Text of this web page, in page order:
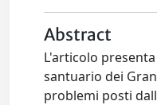
Abstract
L'articolo
santuario dei
problemi posti